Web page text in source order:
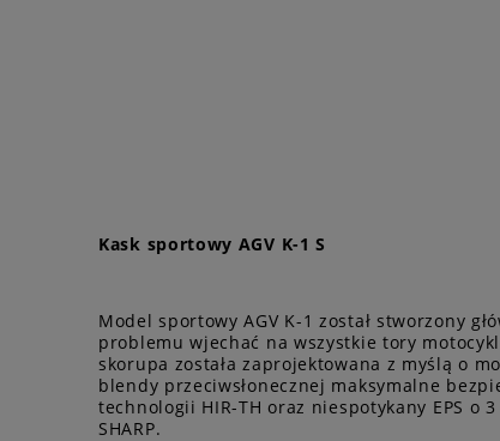
Kask sportowy AGV K-1 S
Model sportowy AGV K-1 został stworzony
problemu wjechać na wszystkie tory
skorupa została zaprojektowana z myślą o
blendy przeciwsłonecznej maksymalne
technologii HIR-TH oraz niespotykany EPS
SHARP.